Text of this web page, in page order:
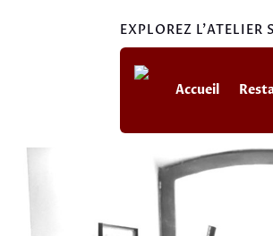
EXPLOREZ L'ATELIER
Accueil